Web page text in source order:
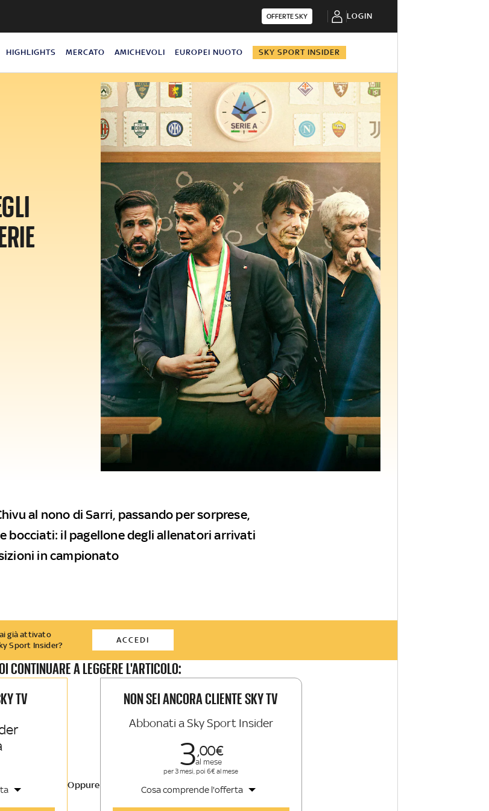
OFFERTE SKY LOGIN
HIGHLIGHTS MERCATO AMICHEVOLI EUROPEI NUOTO SKY SPORT INSIDER
al nono di Sarri, passando per sorprese,
bocciati: il pagellone degli allenatori arrivati
in campionato
già attivato
Sport Insider?
ACCEDI
CONTINUARE A LEGGERE L'ARTICOLO:
TV
Oppure
NON SEI ANCORA CLIENTE SKY TV
Abbonati a Sky Sport Insider
300
al mese
per 3 mesi, poi 6€ al mese
Cosa comprende l'offerta